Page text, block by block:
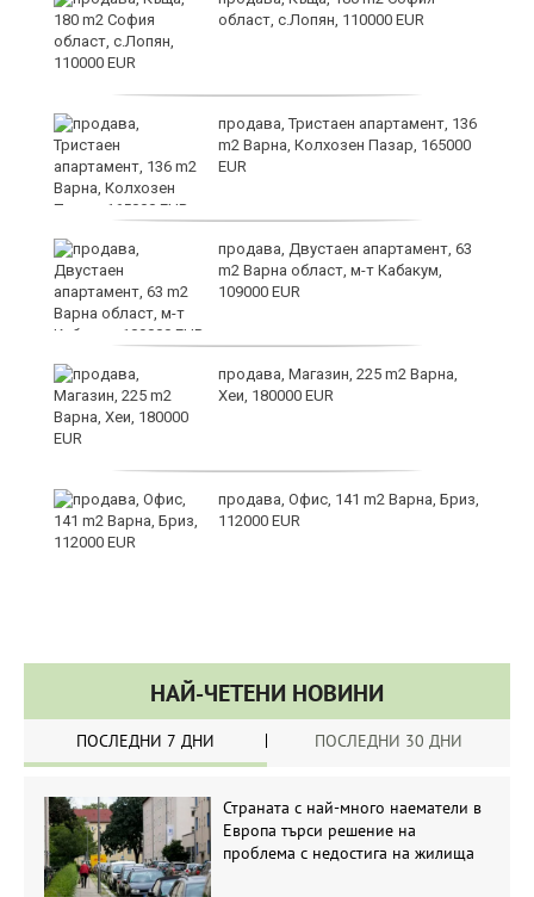
област, с.Лопян, 110000 EUR
продава, Тристаен апартамент, 136
m2 Варна, Колхозен Пазар, 165000
EUR
продава, Двустаен апартамент, 63
m2 Варна област, м-т Кабакум,
109000 EUR
продава, Магазин, 225 m2 Варна,
Хеи, 180000 EUR
продава, Офис, 141 m2 Варна, Бриз,
112000 EUR
НАЙ-ЧЕТЕНИ НОВИНИ
ПОСЛЕДНИ 7 ДНИ ПОСЛЕДНИ 30 ДНИ
Страната с най-много наематели в
Европа търси решение на
проблема с недостига на жилища